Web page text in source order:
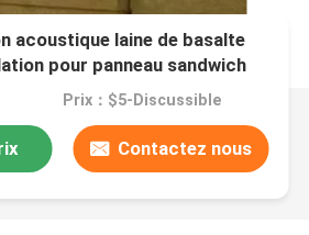
acoustique laine de basalte
pour panneau sandwich
Prix：$5-Discussible
Contactez nous